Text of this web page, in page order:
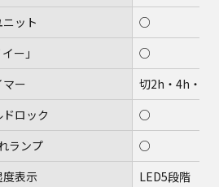
ット
○
ー」
○
マー
切2h・4h・6h
ロック
○
ランプ
○
度表示
LED5段階